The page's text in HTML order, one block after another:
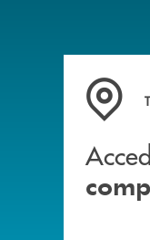
Accedi